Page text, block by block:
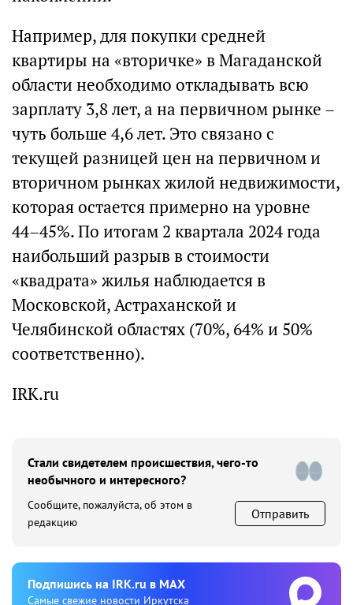
Например, для покупки средней
квартиры на «вторичке» в Магаданской
области необходимо откладывать всю
зарплату 3,8 лет, а на первичном рынке –
чуть больше 4,6 лет. Это связано с
текущей разницей цен на первичном и
вторичном рынках жилой недвижимости,
которая остается примерно на уровне
44–45%. По итогам 2 квартала 2024 года
наибольший разрыв в стоимости
«квадрата» жилья наблюдается в
Московской, Астраханской и
Челябинской областях (70%, 64% и 50%
соответственно).
IRK.ru
Стали свидетелем происшествия, чего-то
необычного и интересного?
Сообщите, пожалуйста, об этом в
редакцию
Отправить
Подпишиcь на IRK.ru в MAX
Cамые свежие новости Иркутска